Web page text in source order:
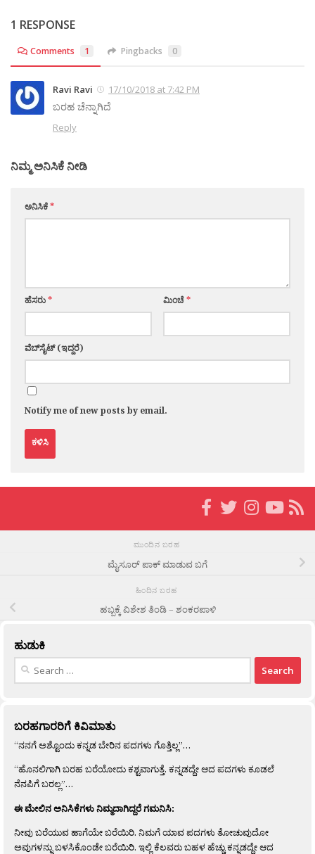
1 RESPONSE
Comments 1 Pingbacks 0
Ravi Ravi 17/10/2018 at 7:42 PM
ಬರಹ ಚೆನ್ನಾಗಿದೆ
Reply
ನಿಮ್ಮ ಅನಿಸಿಕೆ ನೀಡಿ
ಅನಿಸಿಕೆ*
ಹೆಸರು* ಮಿಂಚೆ*
ವೆಬ್‌ಸೈಟ್ (ಇದ್ದರೆ)
Notify me of new posts by email.
ಮುಂದಿನ ಬರಹ
ಮೈಸೂರ್ ಪಾಕ್ ಮಾಡುವ ಬಗೆ
ಹಿಂದಿನ ಬರಹ
ಹಬ್ಬಕ್ಕೆ ವಿಶೇಶ ತಿಂಡಿ – ಶಂಕರಪಾಳಿ
ಹುಡುಕಿ
Search
ಬರಹಗಾರರಿಗೆ ಕಿವಿಮಾತು
“ನನಗೆ ಅಶ್ಟೊಂದು ಕನ್ನಡ ಬೇರಿನ ಪದಗಳು ಗೊತ್ತಿಲ್ಲ”…
“ಹೊನಲಿಗಾಗಿ ಬರಹ ಬರೆಯೋದು ಕಶ್ಟವಾಗುತ್ತೆ. ಕನ್ನಡದ್ದೇ ಆದ ಪದಗಳು ಕೂಡಲೆ
ನೆನಪಿಗೆ ಬರಲ್ಲ”…
ಈ ಮೇಲಿನ ಅನಿಸಿಕೆಗಳು ನಿಮ್ಮದಾಗಿದ್ದರೆ ಗಮನಿಸಿ:
ನೀವು ಬರೆಯುವ ಹಾಗೆಯೇ ಬರೆಯಿರಿ. ನಿಮಗೆ ಯಾವ ಪದಗಳು ತೋಚುವುದೋ
ಅವುಗಳನ್ನು ಬಳಸಿಕೊಂಡೇ ಬರೆಯಿರಿ. ಇಲ್ಲಿ ಕೆಲವರು ಬಹಳ ಹೆಚ್ಚು ಕನ್ನಡದ್ದೇ ಆದ